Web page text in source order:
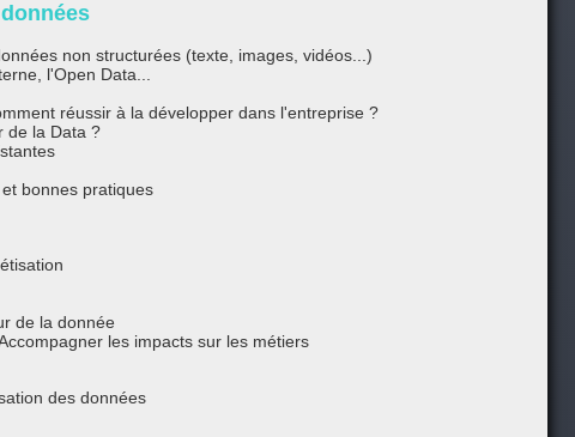
non structurées (texte, images, vidéos...)
l'Open Data...
réussir à la développer dans l'entreprise ?
de la Data ?
bonnes pratiques
de la donnée
les impacts sur les métiers
des données